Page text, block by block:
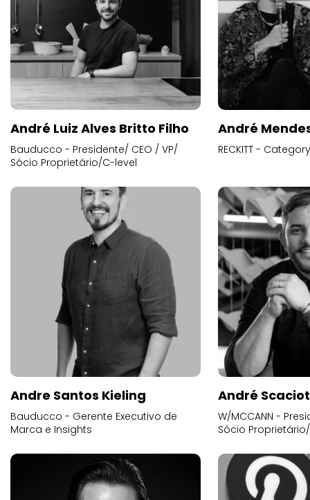
André Luiz Alves Britto Filho
Bauducco - Presidente/ CEO / VP/
Sócio Proprietário/C-level
André
RECKITT -
Andre Santos Kieling
Bauducco - Gerente Executivo de
Marca e Insights
André
W/MCCANN -
Sócio